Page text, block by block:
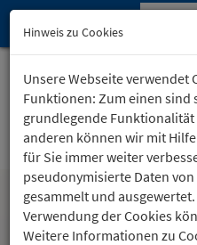
Hypnose-Institut
Vertrauen, die
jeden wahren
Hinweis zu Cookies
Unsere Webseite verwendet
Funktionen: Zum einen
grundlegende Funktionalität
anderen können wir mit
für Sie immer weiter
pseudonymisierte Daten
gesammelt und
Verwendung der Cookies
Weitere Informationen zu